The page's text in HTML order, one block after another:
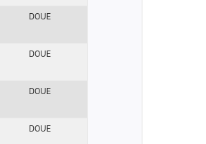
DOUE
DOUE
DOUE
DOUE